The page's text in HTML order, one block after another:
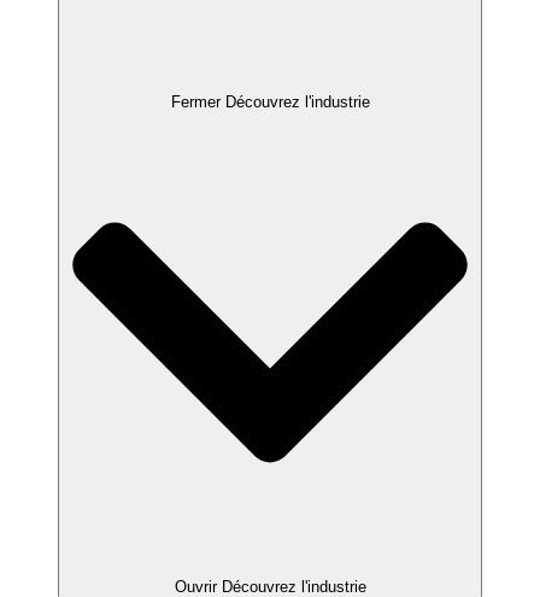
Fermer Découvrez l'industrie
Ouvrir Découvrez l'industrie